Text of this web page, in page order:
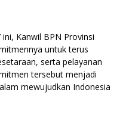
Kanwil BPN Provinsi
untuk terus
serta pelayanan
tersebut menjadi
mewujudkan Indonesia